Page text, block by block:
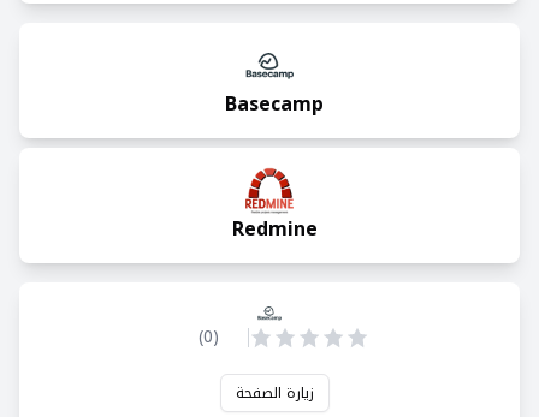
Basecamp
Redmine
(
0
)
زيارة الصفحة